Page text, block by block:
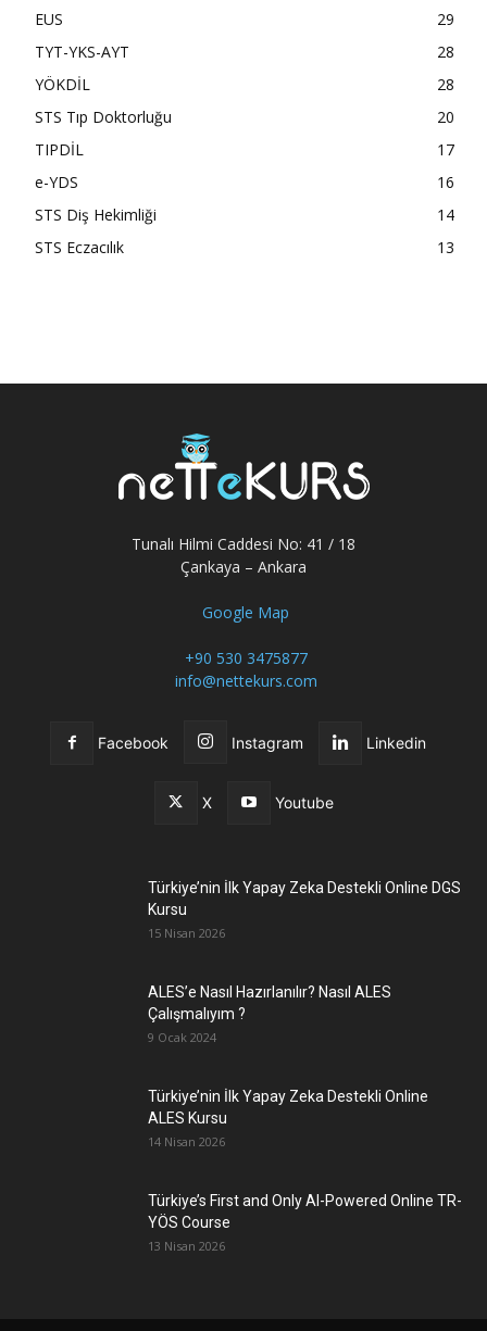
EUS
29
TYT-YKS-AYT
28
YÖKDİL
28
STS Tıp Doktorluğu
20
TIPDİL
17
e-YDS
16
STS Diş Hekimliği
14
STS Eczacılık
13
Tunalı Hilmi Caddesi No: 41 / 18
Çankaya – Ankara
Google Map
+90 530 3475877
info@nettekurs.com
Facebook Instagram Linkedin
X Youtube
Türkiye’nin İlk Yapay Zeka Destekli Online DGS
Kursu
15 Nisan 2026
ALES’e Nasıl Hazırlanılır? Nasıl ALES
Çalışmalıyım ?
9 Ocak 2024
Türkiye’nin İlk Yapay Zeka Destekli Online
ALES Kursu
14 Nisan 2026
Türkiye’s First and Only AI-Powered Online TR-
YÖS Course
13 Nisan 2026